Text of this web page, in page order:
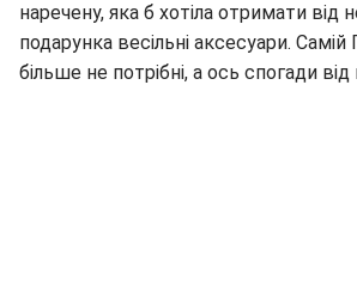
наречену, яка б хотіла отримати від
подарунка весільні аксесуари.
більше не потрібні, а ось спогади